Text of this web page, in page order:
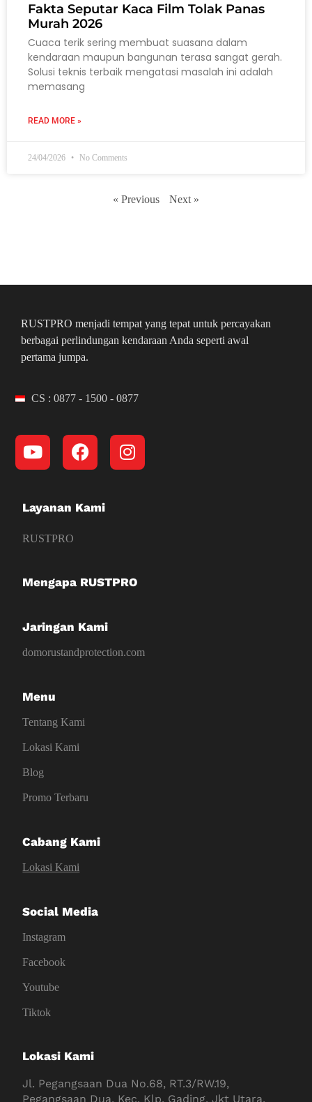
Fakta Seputar Kaca Film Tolak Panas
Murah 2026
Cuaca terik sering membuat suasana dalam
kendaraan maupun bangunan terasa sangat gerah.
Solusi teknis terbaik mengatasi masalah ini adalah
memasang
READ MORE »
24/04/2026 No Comments
« Previous Next »
RUSTPRO menjadi tempat yang tepat untuk percayakan
berbagai perlindungan kendaraan Anda seperti awal
pertama jumpa.
CS : 0877 - 1500 - 0877
Layanan Kami
RUSTPRO
Mengapa RUSTPRO
Jaringan Kami
domorustandprotection.com
Menu
Tentang Kami
Lokasi Kami
Blog
Promo Terbaru
Cabang Kami
Lokasi Kami
Social Media
Instagram
Facebook
Youtube
Tiktok
Lokasi Kami
Jl. Pegangsaan Dua No.68, RT.3/RW.19,
Pegangsaan Dua, Kec. Klp. Gading, Jkt Utara,